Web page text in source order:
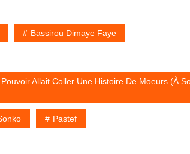
Bassirou Dimaye Faye
Allait Coller Une Histoire De Moeurs (à
Pastef